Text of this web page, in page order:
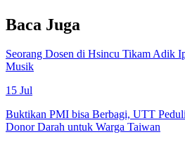
Baca Juga
Seorang Dosen di Hsincu Tikam Adik
Musik
15 Jul
Buktikan PMI bisa Berbagi, UTT
Donor Darah untuk Warga Taiwan